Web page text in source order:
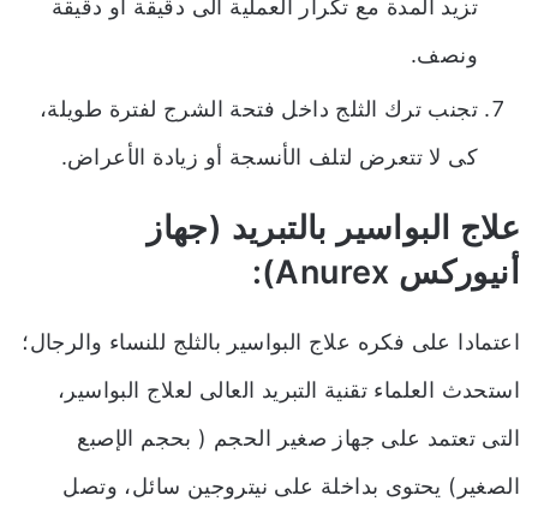
تزيد المدة مع تكرار العملية الى دقيقة أو دقيقة
ونصف.
تجنب ترك الثلج داخل فتحة الشرج لفترة طويلة،
كى لا تتعرض لتلف الأنسجة أو زيادة الأعراض.
علاج البواسير بالتبريد (جهاز
أنيوركس Anurex):
اعتمادا على فكره علاج البواسير بالثلج للنساء والرجال؛
استحدث العلماء تقنية التبريد العالى لعلاج البواسير،
التى تعتمد على جهاز صغير الحجم ( بحجم الإصبع
الصغير) يحتوى بداخلة على نيتروجين سائل، وتصل